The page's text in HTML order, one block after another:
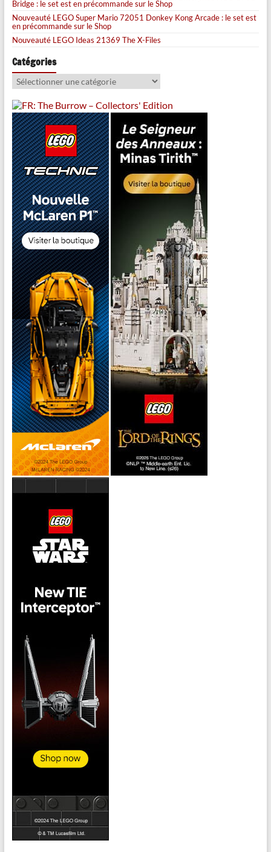
Bridge : le set est en précommande sur le Shop
Nouveauté LEGO Super Mario 72051 Donkey Kong Arcade : le set est
en précommande sur le Shop
Nouveauté LEGO Ideas 21369 The X-Files
Catégories
Catégories